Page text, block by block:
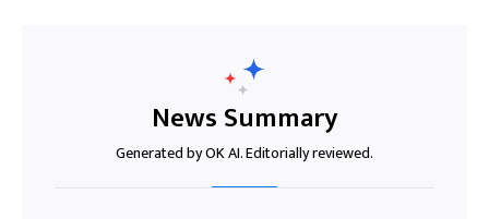
News Summary
Generated by OK AI. Editorially reviewed.